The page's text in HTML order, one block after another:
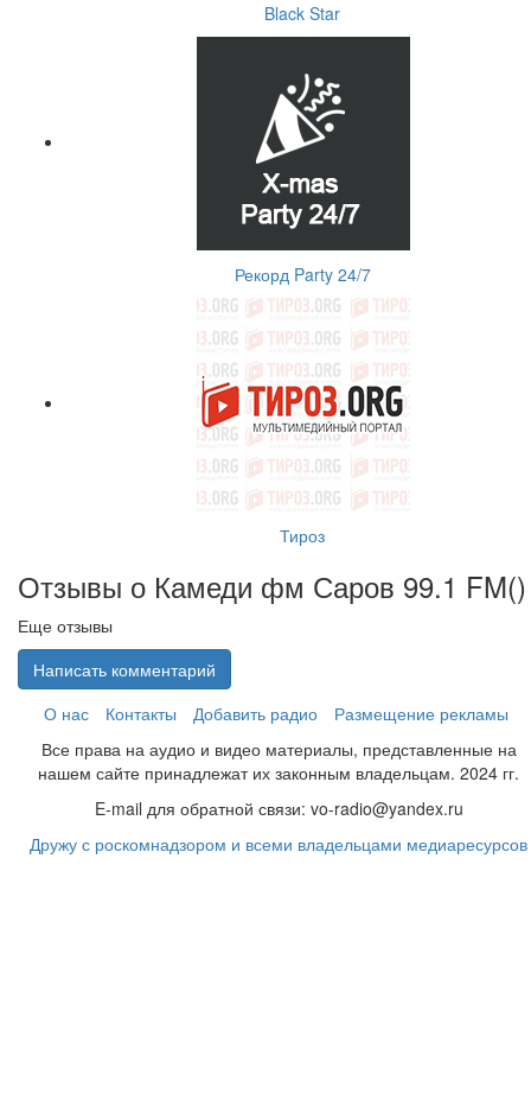
Black Star
Рекорд Party 24/7
Тироз
Отзывы о Камеди фм Саров 99.1 FM()
Еще отзывы
Написать комментарий
О нас
Контакты Добавить радио
Размещение рекламы
Все права на аудио и видео материалы, представленные на
нашем сайте принадлежат их законным владельцам. 2024 гг.
E-mail для обратной связи: vo-radio@yandex.ru
Дружу с роскомнадзором и всеми владельцами медиаресурсов